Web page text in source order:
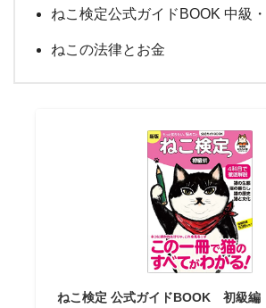
ねこ検定公式ガイドBOOK 中級
ねこの法律とお金
ねこ検定 公式ガイドBOOK 初級